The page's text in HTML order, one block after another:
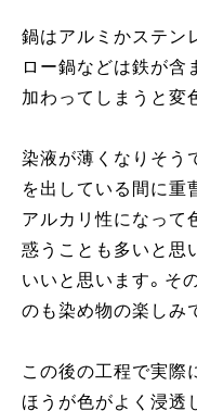
鍋はアルミかステン
ロー鍋などは鉄が含
加わってしまうと変
染液が薄くなりそう
を出している間に重
アルカリ性になって
惑うことも多いと思
いいと思います。そ
のも染め物の楽しみ
この後の工程で実際
ほうが色がよく浸透